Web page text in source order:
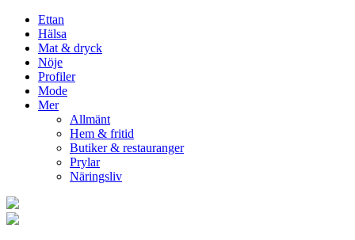
Ettan
Hälsa
Mat & dryck
Nöje
Profiler
Mode
Mer
Allmänt
Hem & fritid
Butiker & restauranger
Prylar
Näringsliv